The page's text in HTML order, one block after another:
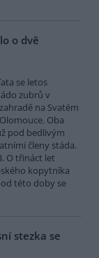
o dvě
se letos
zubrů v
na Svatém
Oba
pod bedlivým
členy stáda.
O třináct let
kopytníka
od této doby se
stezka se